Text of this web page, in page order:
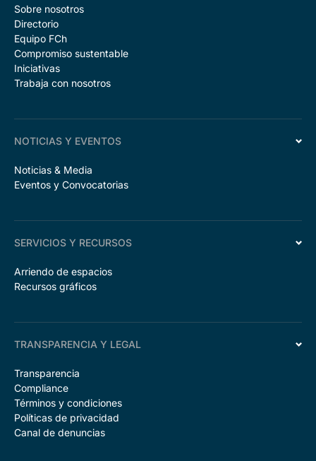
Sobre nosotros
Directorio
Equipo FCh
Compromiso sustentable
Iniciativas
Trabaja con nosotros
NOTICIAS Y EVENTOS
Noticias & Media
Eventos y Convocatorias
SERVICIOS Y RECURSOS
Arriendo de espacios
Recursos gráficos
TRANSPARENCIA Y LEGAL
Transparencia
Compliance
Términos y condiciones
Políticas de privacidad
Canal de denuncias